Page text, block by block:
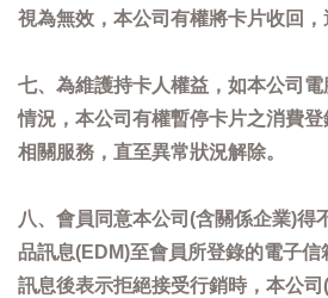
視為無效，本公司有權將卡片收回，
七、為維護持卡人權益，如本公司
情況，本公司有權暫停卡片之消費
相關服務，直至異常狀況解除。
八、會員同意本公司(含關係企業)得
品訊息(EDM)至會員所登錄的電子信
訊息後表示拒絕接受行銷時，本公